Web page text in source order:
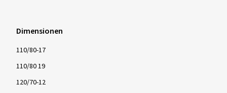
Dimensionen
110/80-17
110/80 19
120/70-12